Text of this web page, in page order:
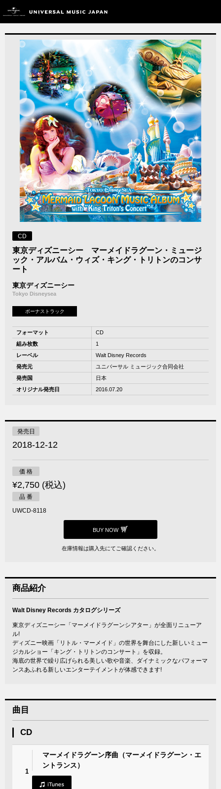
CD
東京ディズニーシー マーメイドラグーン・ミュージ
ック・アルバム・ウィズ・キング・トリトンのコンサ
ート
東京ディズニーシー
Tokyo Disneysea
ボーナストラック
フォーマット
CD
組み枚数
1
レーベル
Walt Disney Records
発売元
ユニバーサル ミュージック合同会社
発売国
日本
オリジナル発売日
2016.07.20
発売日
2018-12-12
価 格
¥2,750 (税込)
品 番
UWCD-8118
BUY NOW
在庫情報は購入先にてご確認ください。
商品紹介
Walt Disney Records カタログシリーズ
東京ディズニーシー「マーメイドラグーンシアター」が全面リニューア
ル!
ディズニー映画「リトル・マーメイド」の世界を舞台にした新しいミュー
ジカルショー「キング・トリトンのコンサート」を収録。
海底の世界で繰り広げられる美しい歌や音楽、ダイナミックなパフォーマ
ンスあふれる新しいエンターテイメントが体感できます!
曲目
CD
1
マーメイドラグーン序曲（マーメイドラグーン・エ
ントランス）